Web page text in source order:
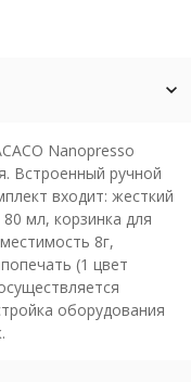
Nanopresso
Встроенный ручной
входит: жесткий
мл, корзинка для
8г,
(1 цвет
оборудования